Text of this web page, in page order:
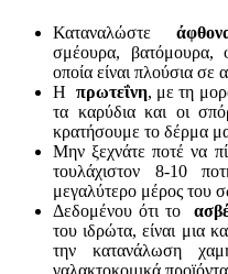
Καταναλώστε
σμέουρα, βατόμουρα,
οποία είναι πλούσια σε
Η πρωτεΐνη, με τη
τα καρύδια και οι
κρατήσουμε το δέρμα
Μην ξεχνάτε ποτέ να
τουλάχιστον 8-10
μεγαλύτερο μέρος του
Δεδομένου ότι το
του ιδρώτα, είναι μια
την κατανάλωση
γαλακτοκομικά